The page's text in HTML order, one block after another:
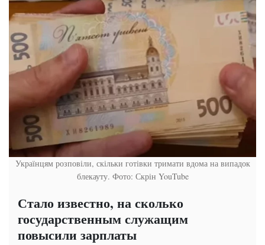
Українцям розповіли, скільки готівки тримати вдома на випадок
блекауту. Фото: Скрін YouTube
Стало известно, на сколько
государственным служащим
повысили зарплаты